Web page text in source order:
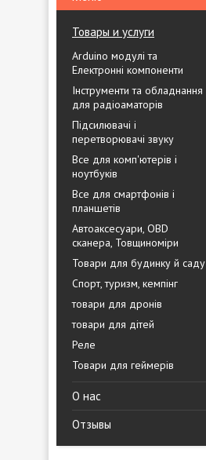
Товары и услуги
Arduino модулі та
Електронні компоненти
Інструменти та обладнання
для радіоаматорів
Підсилювачі і
перетворювачі звуку
Все для комп'ютерів і
ноутбуків
Все для смартфонів і
планшетів
Автоаксесуари, OBD
сканера, Товщиноміри
Товари для будинку й саду
Спорт, туризм, кемпінг
товари для дронів
товари для дітей
Реле
Товари для геймерів
О нас
Отзывы